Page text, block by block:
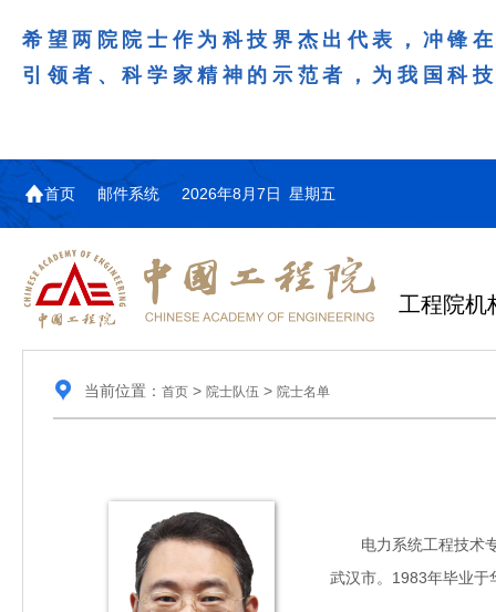
希望两院院士作为科技界杰出代表，冲锋
引领者、科学家精神的示范者，为我国科
首页 邮件系统 2026年8月7日 星期五
工程院机
当前位置： 首页> 院士队伍 > 院士名单
电力系统工程技术专
武汉市。1983年毕业于